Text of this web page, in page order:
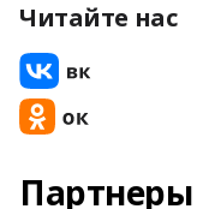
Читайте нас
Партнеры